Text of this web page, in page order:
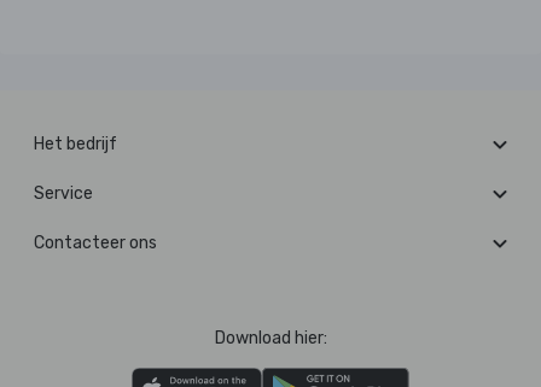
Het bedrijf
Service
Contacteer ons
Download hier: